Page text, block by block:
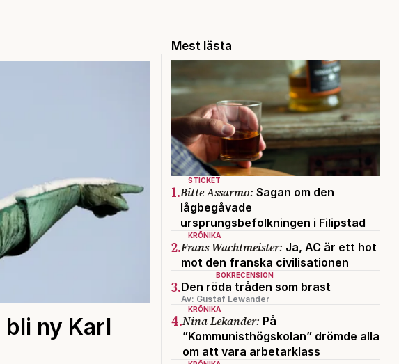
ny Karl
Mest lästa
STICKET
1.Bitte Assarmo: Sagan om den
lågbegåvade
ursprungsbefolkningen i Filipstad
KRÖNIKA
2.Frans Wachtmeister: Ja, AC är ett hot
mot den franska civilisationen
BOKRECENSION
3.Den röda tråden som brast
Av: Gustaf Lewander
KRÖNIKA
4.Nina Lekander: På
”Kommunisthögskolan” drömde alla
om att vara arbetarklass